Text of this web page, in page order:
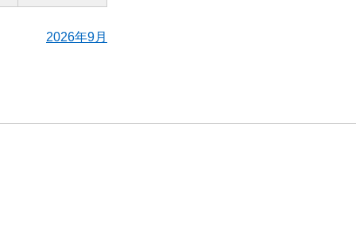
2026年9月